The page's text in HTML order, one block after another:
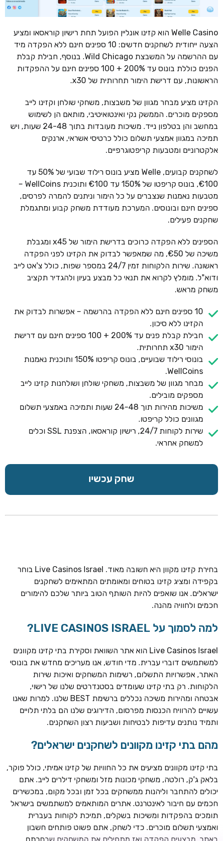
ROYSPINS
MEGAPARI
בונוס קבלת פנים: עד 125% בונוס עד €450 + 250 ספינים חינם
חבילת קבלת פנים: עד 280% בונוס עד €2,200 + 230 ספינים
Welle Casino הוא קזינו אונליין הפועל תחת רישיון קוראסאו ומציע
הצעה ייחודית לשחקנים חדשים: 10 ספינים חינם ללא הפקדה מיד
עם ההרשמה על המשבצת Wild Chicago. בנוסף, חבילת קבלת
הפנים כוללת בונוס עד 200% + 100 ספינים חינם על ההפקדות
הראשונות, עם דרישת הימור תחרותית של x30.
הקזינו מציע מבחר מגוון של משבצות, משחקי שולחן וקזינו לייב
מספקים מוכרים. הממשק נקי ואינטואיטיבי, מותאם הן לשימוש
במחשב והן בטלפון נייד. משיכות מעובדות בתוך 24-48 שעות, ויש
תמיכה במגוון אמצעי תשלום כולל כרטיסי אשראי, ארנקים
אלקטרוניים ומטבעות קריפטוגרפיים.
לשחקנים קבועים, Welle מציע בונוס רילוד שבועי של 50% עד
€100, בונוס קריפטו של 150% עד €100 ותוכנית WellCoins –
מטבעות נאמנות שנצברים על כל הימור וניתנים להמרה לפרסים,
ספינים חינם ובונוסים. המערכת מעודדת משחק קבוע ומתגמלת
שחקנים פעילים.
הספינים ללא הפקדה כרוכים בדרישת הימור של x45 ומגבלת
משיכה של €50, מה שמאפשר לבדוק את הקזינו לפני הפקדה
ראשונה. שירות הלקוחות זמין 24/7 במספר שפות, כולל צ'אט לייב
ודוא"ל. מומלץ לקרוא את תנאי כל מבצע בעיון ולהגדיר תקציב
משחק מראש.
10 ספינים חינם ללא הפקדה בהרשמה – אפשרות לבדוק את
הקזינו ללא סיכון.
חבילת קבלת פנים עד 200% + 100 ספינים חינם עם דרישת
הימור x30 תחרותית.
בונוסי רילוד שבועיים, בונוס קריפטו 150% ותוכנית נאמנות
WellCoins.
מבחר מגוון של משבצות, משחקי שולחן ושולחנות קזינו לייב
מספקים מובילים.
משיכות מהירות תוך 24-48 שעות ותמיכה באמצעי תשלום
מגוונים כולל קריפטו.
שירות לקוחות 24/7, רישיון קוראסאו, הצפנת SSL וכלים
למשחק אחראי.
שחק עכשיו
בחירת קזינו מקוון היא חשובה מאוד. Live Casinos Israel בוחר
בקפידה ומציג קזינו בטוחים ומאומתים המתאימים לשחקנים
ישראלים. אנו שואפים להיות השותף הטוב ביותר שלכם להימורים
חכמים ולחוויה מהנה.
למה לסמוך על LIVE CASINOS ISRAEL?
Live Casinos Israel הוא אתר השוואת וסקירת בתי קזינו מקוונים
למשתמשים דוברי עברית. מדי חודש, אנו מעריכים מחדש את בונוסי
האתר, אפשרויות התשלום, רשימות המשחקים ואיכות שירות
הלקוחות. רק בתי קזינו שעומדים בסטנדרטים שלנו של רישוי,
אבטחה ומהירות משיכה נכללים ברשימת BEST שלנו. למרות שאנו
עשויים להרוויח הכנסות מפרסום, הדירוגים שלנו הם בלתי תלויים
ותמיד נותנים עדיפות לבטיחות ושביעות רצון השחקנים.
מהם בתי קזינו מקוונים לשחקנים ישראלים?
בתי קזינו מקוונים מציעים את כל החוויות של קזינו אמיתי, כולל פוקר,
בלאק ג'ק, רולטה, משחקי מכונות מזל ומשחקי דילרים לייב. אתם
יכולים להתחבר וליהנות ממשחקים בכל זמן ובכל מקום, במכשירים
חכמים עם חיבור לאינטרנט. אתרים המותאמים למשתמשים בישראל
תומכים בהפקדות ומשיכות בשקלים, תמיכת לקוחות בעברית
ואמצעי תשלום מוכרים. כדי לשחק, אתם פשוט פותחים חשבון